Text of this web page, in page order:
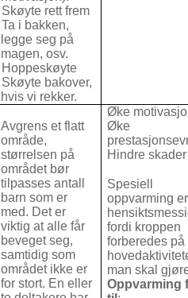
Skøyte rett frem
Ta i bakken,
legge seg på
magen, osv.
Hoppeskøyte
Skøyte bakover,
hvis vi rekker.
Avgrens et flatt
område,
størrelsen på
området bør
tilpasses antall
barn som er
med. Det er
viktig at alle får
beveget seg,
samtidig som
området ikke er
for stort. En eller
Øke
Øke
Hindre skader
Spesiell
oppvarming er
fordi kroppen
forberedes på
man skal
Oppvarming